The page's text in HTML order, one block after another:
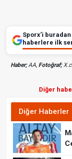
Sporx’i
haberlere ilk
Haber;AA, Fotoğraf;
Diğer
Diğer Haberler